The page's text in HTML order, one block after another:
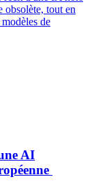
obsolète, tout en
de
AI